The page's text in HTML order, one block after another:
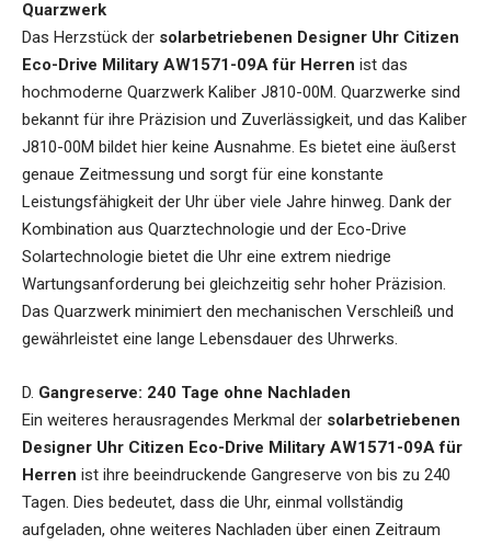
Quarzwerk
Das Herzstück der solarbetriebenen Designer Uhr Citizen
Eco-Drive Military AW1571-09A für Herren ist das
hochmoderne Quarzwerk Kaliber J810-00M. Quarzwerke sind
bekannt für ihre Präzision und Zuverlässigkeit, und das Kaliber
J810-00M bildet hier keine Ausnahme. Es bietet eine äußerst
genaue Zeitmessung und sorgt für eine konstante
Leistungsfähigkeit der Uhr über viele Jahre hinweg. Dank der
Kombination aus Quarztechnologie und der Eco-Drive
Solartechnologie bietet die Uhr eine extrem niedrige
Wartungsanforderung bei gleichzeitig sehr hoher Präzision.
Das Quarzwerk minimiert den mechanischen Verschleiß und
gewährleistet eine lange Lebensdauer des Uhrwerks.
D. Gangreserve: 240 Tage ohne Nachladen
Ein weiteres herausragendes Merkmal der solarbetriebenen
Designer Uhr Citizen Eco-Drive Military AW1571-09A für
Herren ist ihre beeindruckende Gangreserve von bis zu 240
Tagen. Dies bedeutet, dass die Uhr, einmal vollständig
aufgeladen, ohne weiteres Nachladen über einen Zeitraum